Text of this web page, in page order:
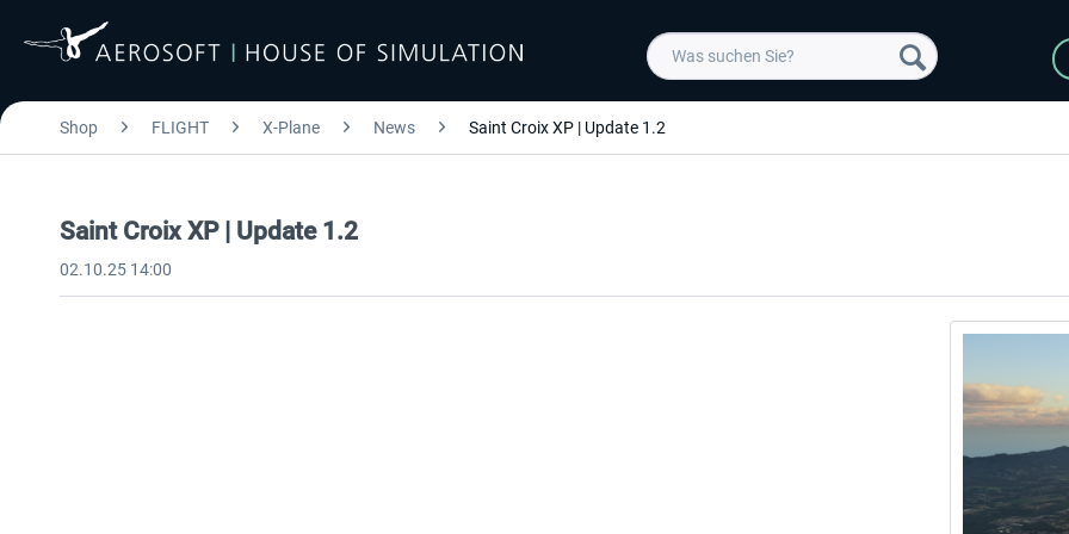
Shop FLIGHT X-Plane News Saint Croix XP | Update 1.2
Saint Croix XP | Update 1.2
02.10.25 14:00